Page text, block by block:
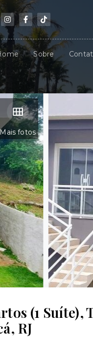
Sobre
Mais fotos
(1
RJ